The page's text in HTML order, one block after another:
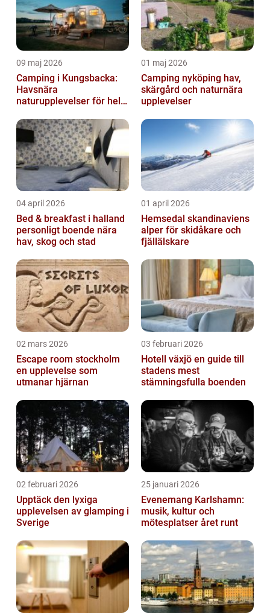
09 maj 2026
Camping i Kungsbacka:
Havsnära
naturupplevelser för hela
01 maj 2026
Camping nyköping hav,
skärgård och naturnära
upplevelser
04 april 2026
Bed & breakfast i halland
personligt boende nära
hav, skog och stad
01 april 2026
Hemsedal skandinaviens
alper för skidåkare och
fjällälskare
02 mars 2026
Escape room stockholm
en upplevelse som
utmanar hjärnan
03 februari 2026
Hotell växjö en guide till
stadens mest
stämningsfulla boenden
02 februari 2026
Upptäck den lyxiga
upplevelsen av glamping i
Sverige
25 januari 2026
Evenemang Karlshamn:
musik, kultur och
mötesplatser året runt